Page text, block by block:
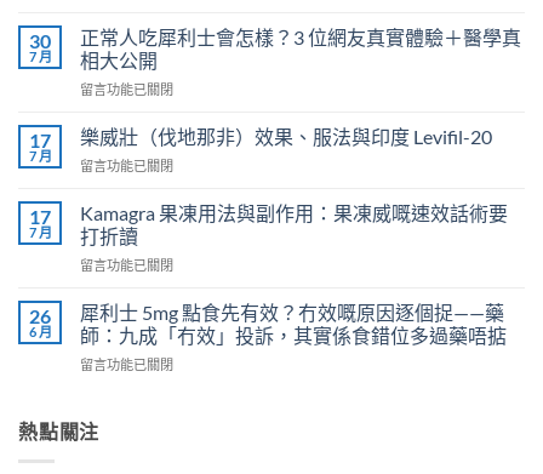
期
服
用
威
鋼
導
不
孕
嗎？
實
證
告
真
相，
30
7 月
正常人吃犀利士會怎樣？3 位網友真實體驗＋醫學真
相大公開
在
常
人
吃
利
士
怎
3
位
網
實
體
留言功能已關閉
17
7 月
樂威壯（伐地那非）效果、服法與印度 Levifil-20
在
威
壯
（伐
地
非）
效
果、
服
印
留言功能已關閉
17
7 月
Kamagra 果凍用法與副作用：果凍威嘅速效話術要
打折讀
在
果
凍
用
法
作
留言功能已關閉
26
6 月
犀利士 5mg 點食先有效？冇效嘅原因逐個捉——藥
師：九成「冇效」投訴，其實係食錯位多過藥唔掂
在
士
5mg
留言功能已關閉
熱點關注